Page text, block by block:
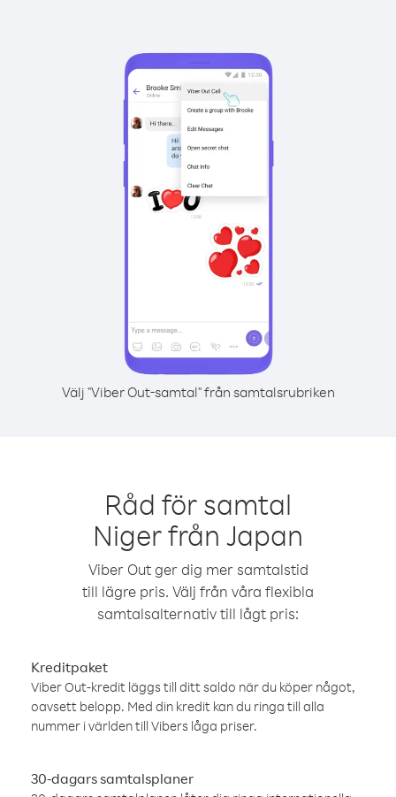
Välj "Viber Out-samtal" från samtalsrubriken
Råd för samtal
Niger från Japan
Viber Out ger dig mer samtalstid
till lägre pris. Välj från våra flexibla
samtalsalternativ till lågt pris:
Kreditpaket
Viber Out-kredit läggs till ditt saldo när du köper något,
oavsett belopp. Med din kredit kan du ringa till alla
nummer i världen till Vibers låga priser.
30-dagars samtalsplaner